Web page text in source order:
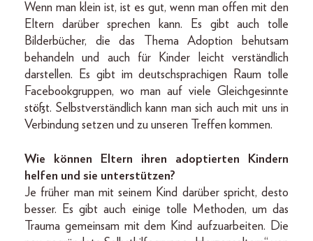
Wenn man klein ist, ist es gut, wenn man offen mit den
Eltern darüber sprechen kann. Es gibt auch tolle
Bilderbücher, die das Thema Adoption behutsam
behandeln und auch für Kinder leicht verständlich
darstellen. Es gibt im deutschsprachigen Raum tolle
Facebookgruppen, wo man auf viele Gleichgesinnte
stößt. Selbstverständlich kann man sich auch mit uns in
Verbindung setzen und zu unseren Treffen kommen.
Wie können Eltern ihren adoptierten Kindern
helfen und sie unterstützen?
Je früher man mit seinem Kind darüber spricht, desto
besser. Es gibt auch einige tolle Methoden, um das
Trauma gemeinsam mit dem Kind aufzuarbeiten. Die